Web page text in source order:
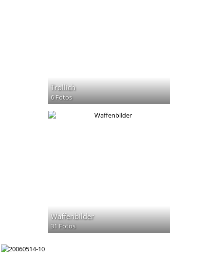
Trollich
6 Fotos
Waffenbilder
31 Fotos